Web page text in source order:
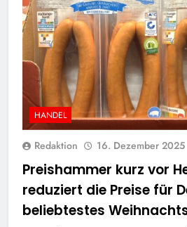
HANDEL
Redaktion 16. Dezember 2025
Preishammer kurz vor
reduziert die Preise für
beliebtestes